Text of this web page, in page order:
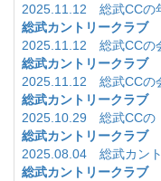
2025.11.12 総武CCの
総武カントリークラブ
2025.11.12 総武CCの
総武カントリークラブ
2025.11.12 総武CCの
総武カントリークラブ
2025.10.29 総武CCの
総武カントリークラブ
2025.08.04 総武カント
総武カントリークラブ